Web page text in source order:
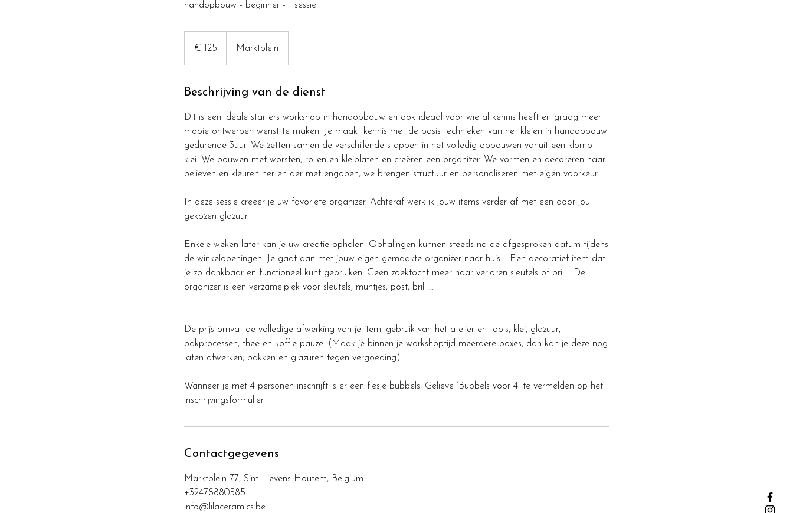
handopbouw - beginner - 1 sessie
€ 125 Marktplein
Beschrijving van de dienst
Dit is een ideale starters workshop in handopbouw en ook ideaal voor wie al kennis heeft en graag meer
mooie ontwerpen wenst te maken. Je maakt kennis met de basis technieken van het kleien in handopbouw
gedurende 3uur. We zetten samen de verschillende stappen in het volledig opbouwen vanuit een klomp
klei. We bouwen met worsten, rollen en kleiplaten en creëren een organizer. We vormen en decoreren naar
believen en kleuren her en der met engoben, we brengen structuur en personaliseren met eigen voorkeur.
In deze sessie creëer je uw favoriete organizer. Achteraf werk ik jouw items verder af met een door jou
gekozen glazuur.
Enkele weken later kan je uw creatie ophalen. Ophalingen kunnen steeds na de afgesproken datum tijdens
de winkelopeningen. Je gaat dan met jouw eigen gemaakte organizer naar huis…. Een decoratief item dat
je zo dankbaar en functioneel kunt gebruiken. Geen zoektocht meer naar verloren sleutels of bril…. De
organizer is een verzamelplek voor sleutels, muntjes, post, bril ….
De prijs omvat de volledige afwerking van je item, gebruik van het atelier en tools, klei, glazuur,
bakprocessen, thee en koffie pauze. (Maak je binnen je workshoptijd meerdere boxes, dan kan je deze nog
laten afwerken, bakken en glazuren tegen vergoeding).
Wanneer je met 4 personen inschrijft is er een flesje bubbels. Gelieve ‘Bubbels voor 4’ te vermelden op het
Contactgegevens
Marktplein 77, Sint-Lievens-Houtem, Belgium
+32478880585
info@lilaceramics.be